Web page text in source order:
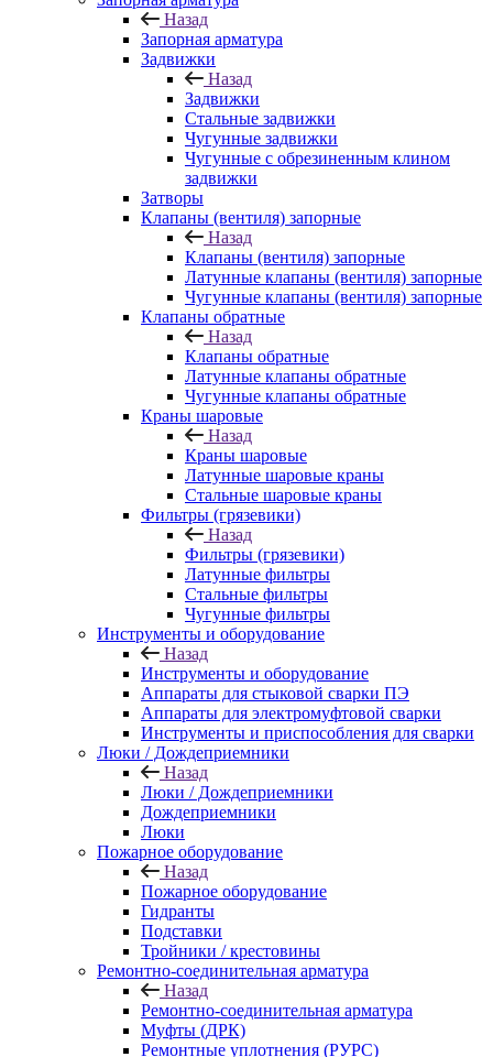
Назад
Запорная арматура
Задвижки
Назад
Задвижки
Стальные задвижки
Чугунные задвижки
Чугунные с обрезиненным клином
задвижки
Затворы
Клапаны (вентиля) запорные
Назад
Клапаны (вентиля) запорные
Латунные клапаны (вентиля) запорные
Чугунные клапаны (вентиля) запорные
Клапаны обратные
Назад
Клапаны обратные
Латунные клапаны обратные
Чугунные клапаны обратные
Краны шаровые
Назад
Краны шаровые
Латунные шаровые краны
Стальные шаровые краны
Фильтры (грязевики)
Назад
Фильтры (грязевики)
Латунные фильтры
Стальные фильтры
Чугунные фильтры
Инструменты и оборудование
Назад
Инструменты и оборудование
Аппараты для стыковой сварки ПЭ
Аппараты для электромуфтовой сварки
Инструменты и приспособления для сварки
Люки / Дождеприемники
Назад
Люки / Дождеприемники
Дождеприемники
Люки
Пожарное оборудование
Назад
Пожарное оборудование
Гидранты
Подставки
Тройники / крестовины
Ремонтно-соединительная арматура
Назад
Ремонтно-соединительная арматура
Муфты (ДРК)
Ремонтные уплотнения (РУРС)